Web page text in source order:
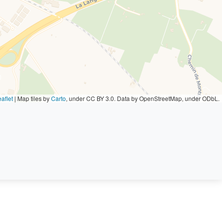
| Map tiles byCarto, under CC BY 3.0. Data by OpenStreetMap, under ODbL.